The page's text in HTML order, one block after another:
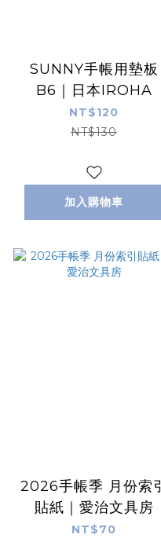
SUNNY手帳用墊板
B6｜日本IROHA
NT$120
NT$130
加入購物車
2026手帳季 月份索引
貼紙｜愛治文具房
NT$70